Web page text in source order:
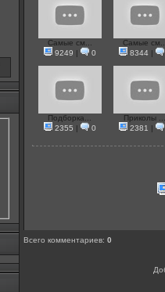
Самые см...
9249 | 0
Самые
8344|
Подборка...
2355 | 0
Приколы
2381 |
Всего комментариев:0